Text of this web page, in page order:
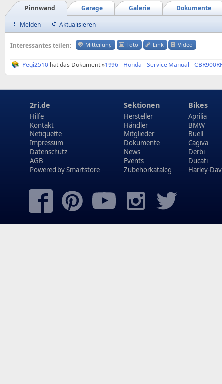
Dokumente
Galerie
Garage
Pinnwand
Melden
Aktualisieren
Interessantes teilen: Mitteilung Foto Link Video
Pegi2510 hat das Dokument »1996 - Honda - Service Manual -
2ri.de
Hilfe
Kontakt
Netiquette
Impressum
Datenschutz
AGB
Powered bySmartstore
Sektionen
Hersteller
Händler
Mitglieder
Dokumente
News
Events
Zubehörkatalog
Bikes
Aprilia
BMW
Buell
Cagiva
Derbi
Ducati
Harley-